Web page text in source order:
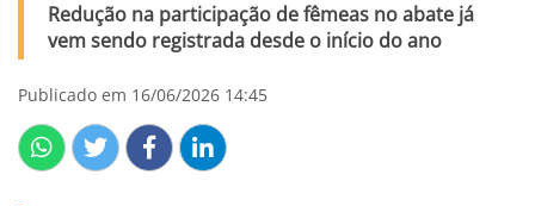
Redução na participação de fêmeas no abate já
vem sendo registrada desde o início do ano
Publicado em 16/06/2026 14:45